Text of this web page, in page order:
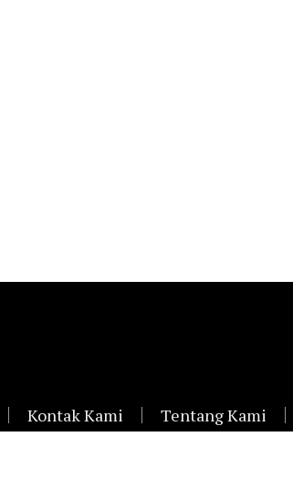
Kontak Kami Tentang Kami